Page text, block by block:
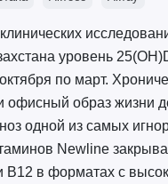
уровень
по март.
офисный образ жизни
одной из самых
Newline
B12 в форматах с